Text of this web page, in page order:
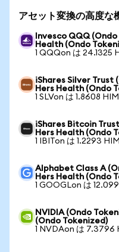
アセット変換の高度な
Invesco QQQ
Health (Ondo
1 QQQon は 24.1325
iShares Silver Trust
Hers Health (Ondo
1 SLVon は 1.8608
iShares Bitcoin
Hers Health (Ondo
1 IBITon は 1.2293
Alphabet Class A
Hers Health (Ondo
1 GOOGLon は
NVIDIA (Ondo
(Ondo Tokenized)
1 NVDAon は 7.3796